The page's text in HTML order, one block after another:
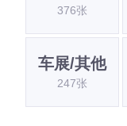
376张
车展/其他
247张